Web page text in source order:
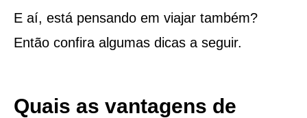
E aí, está pensando em viajar também?
Então confira algumas dicas a seguir.
Quais as vantagens de